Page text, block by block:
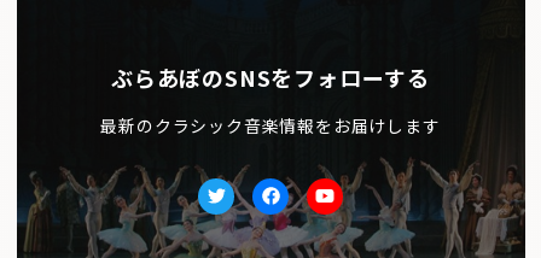
ぶらあぼのSNSをフォローする
最新のクラシック音楽情報をお届けします
TwitterfacebookYoutube